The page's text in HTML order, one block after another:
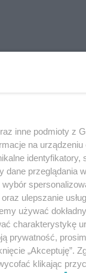
inne podmioty z
na urządzeniu
identyfikatory,
dane przeglądania
ulepszanie
używać
charakterystykę
prywatność,
„Akceptuję”.
klikając